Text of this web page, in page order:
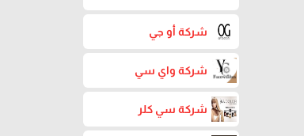
شركة أو جي
شركة واي سي
شركة سي كلر